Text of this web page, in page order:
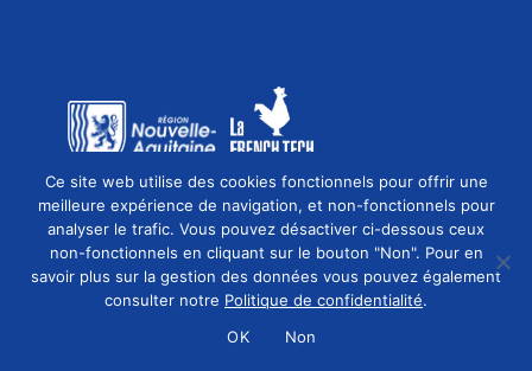
EFFICACE, RAPIDE ET ÉCONOMIQUE
80%de réussite
Unesolution rapidement
coût maîtrisé
Demander une médiation
Ce site web utilise des cookies fonctionnels pour offrir une
meilleure expérience de navigation, et non-fonctionnels pour
analyser le trafic. Vous pouvez désactiver ci-dessous ceux
non-fonctionnels en cliquant sur le bouton "Non". Pour en
savoir plus sur la gestion des données vous pouvez également
consulter notre Politique de confidentialité.
OK
Non